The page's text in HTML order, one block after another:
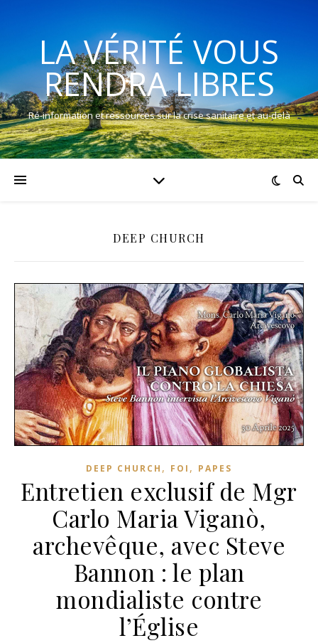
LA VÉRITÉ VOUS
RENDRA LIBRES
Ré-information et ressources sur la crise sanitaire et au-delà
DEEP CHURCH
DEEP CHURCH , FOI , PAPES
Entretien exclusif de Mgr
Carlo Maria Viganò,
archevêque, avec Steve
Bannon : le plan
mondialiste contre
l’Église